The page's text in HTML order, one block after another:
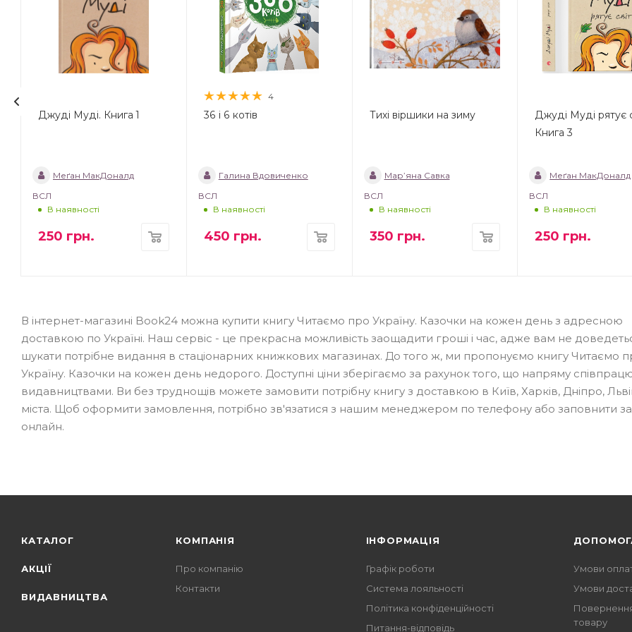
Джуді Муді. Книга 1
Меґан МакДоналд
ВСЛ
В наявності
250 грн.
4
36 і 6 котів
Галина Вдовиченко
ВСЛ
В наявності
450 грн.
Тихі віршики на зиму
Мар’яна Савка
ВСЛ
В наявності
350 грн.
Джуді Муді рятує
Книга 3
Меґан МакДоналд
ВСЛ
В наявності
250 грн.
В інтернет-магазині Book24 можна купити книгу Читаємо про Україну. Казочки на кожен день з адресною
доставкою по Україні. Наш сервіс - це прекрасна можливість заощадити гроші і час, адже вам не
шукати потрібне видання в стаціонарних книжкових магазинах. До того ж, ми пропонуємо книгу Читаємо
Україну. Казочки на кожен день недорого. Доступні ціни зберігаємо за рахунок того, що напряму
видавництвами. Ви без труднощів можете замовити потрібну книгу з доставкою в Київ, Харків, Дніпро,
міста. Щоб оформити замовлення, потрібно зв'язатися з нашим менеджером по телефону або заповнити
онлайн.
КАТАЛОГ
АКЦІЇ
ВИДАВНИЦТВА
КОМПАНІЯ
Про компанію
Контакти
ІНФОРМАЦІЯ
Графік роботи
Система лояльності
Політика конфіденційності
Питання-відповідь
Умови
Умови
товару